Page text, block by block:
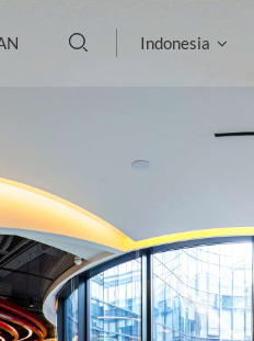
Indonesia
Deutsch
русский
italiano